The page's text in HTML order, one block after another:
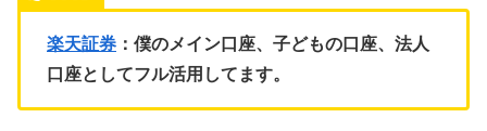
楽天証券 ：僕のメイン口座、子どもの口座、法人
口座としてフル活用してます。